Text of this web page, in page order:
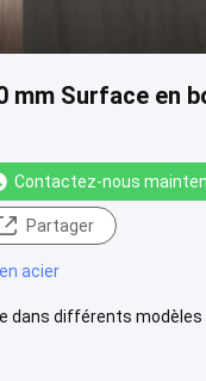
mm Surface en
Contactez-nous
Partager
acier
dans différents modèles